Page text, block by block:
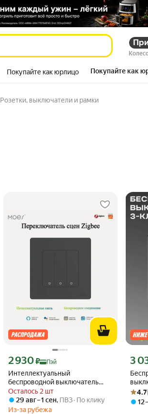
Покупайте как юрлицо Покупайте как
Розетки, выключатели и рамки
Интеллектуальный
беспроводной выключатель
MOES Zigbee для дома
дистанционное управление,
ультратонкая панель,3 кнопки
Осталось 2 шт
Цена с картой Яндекс Пэй 2930 ₽ вместо
2 930₽ Пэй
29 авг – 1 сен, ПВЗ По клику
Из-за рубежа
Цена
3
4.7
12